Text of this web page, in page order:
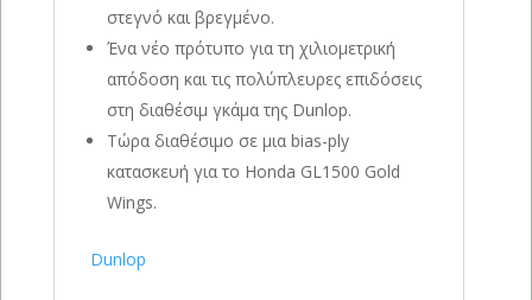
στεγνό και βρεγμένο.
Ένα νέο πρότυπο για τη χιλιομετρική
απόδοση και τις πολύπλευρες επιδόσεις
στη διαθέσιμ γκάμα της Dunlop.
Τώρα διαθέσιμο σε μια bias-ply
κατασκευή για το Honda GL1500 Gold
Wings.
Dunlop